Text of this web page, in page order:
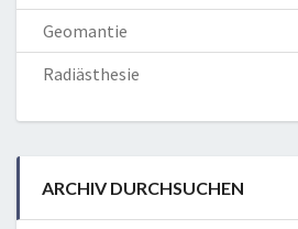
Geomantie
Radiästhesie
ARCHIV DURCHSUCHEN